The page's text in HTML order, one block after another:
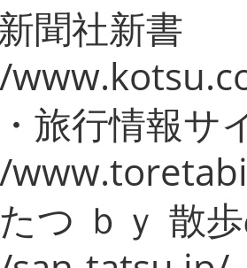
聞社新書
旅行情報サ
つ ｂｙ 散